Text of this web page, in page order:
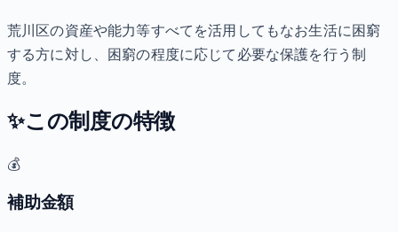
荒川区の資産や能力等すべてを活用してもなお生活に困窮
する方に対し、困窮の程度に応じて必要な保護を行う制
度。
✨この制度の特徴
💰
補助金額